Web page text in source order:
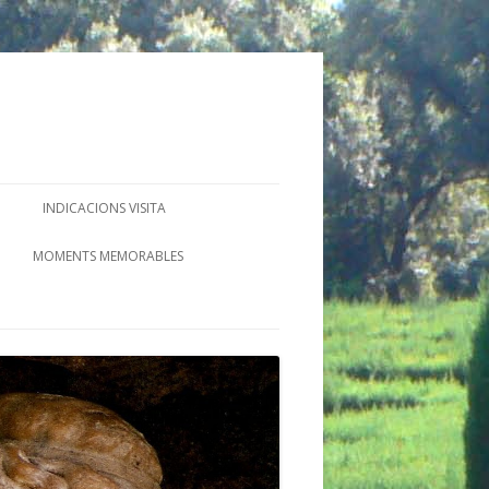
INDICACIONS VISITA
MOMENTS MEMORABLES